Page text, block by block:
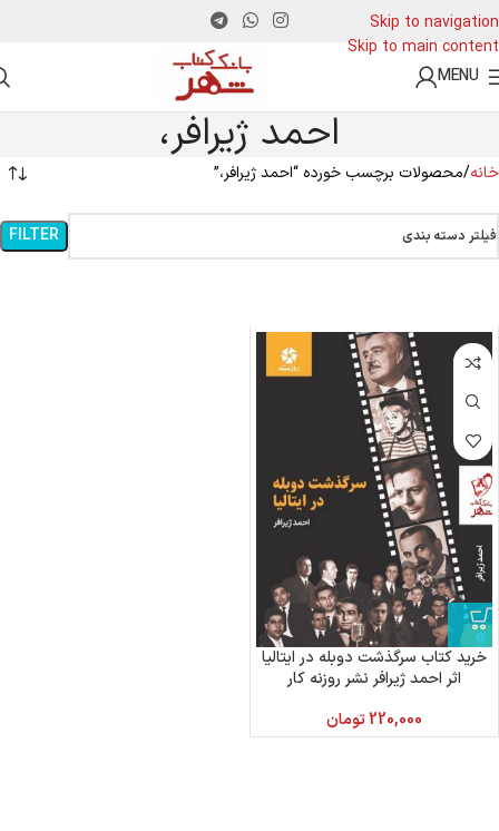
Skip to navigation
Skip to main content
MENU
احمد ژیرافر،
خانه محصولات برچسب خورده “احمد ژیرافر،”
فیلتر دسته بندی FILTER
خرید کتاب سرگذشت دوبله در ایتالیا
اثر احمد ژیرافر نشر روزنه کار
220,000 تومان